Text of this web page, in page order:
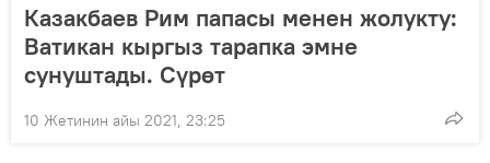
Казакбаев Рим папасы менен жолукту:
Ватикан кыргыз тарапка эмне
сунуштады. Сүрөт
10 Жетинин айы 2021, 23:25